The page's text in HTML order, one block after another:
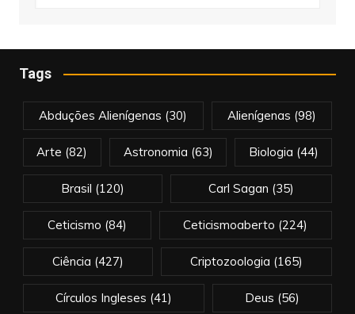
Tags
Abduções Alienígenas (30) Alienígenas (98)
Arte (82) Astronomia (63) Biologia (44)
Brasil (120) Carl Sagan (35)
Ceticismo (84) Ceticismoaberto (224)
Ciência (427) Criptozoologia (165)
Círculos Ingleses (41) Deus (56)